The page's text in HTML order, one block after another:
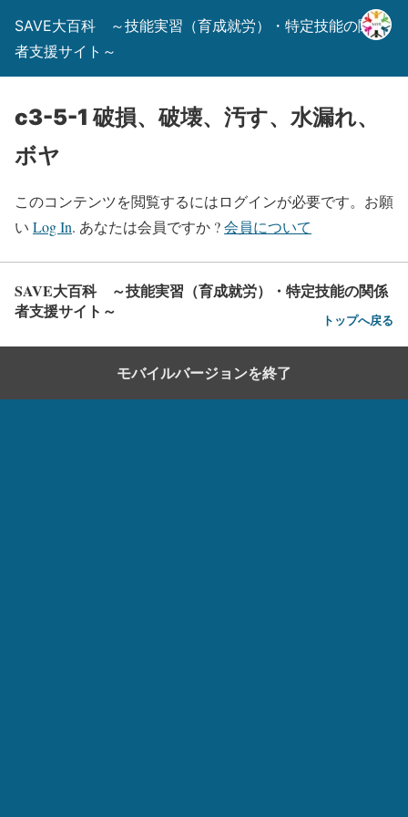
SAVE大百科 ～技能実習（育成就労）・特定技能の関係
者支援サイト～
c3-5-1 破損、破壊、汚す、水漏れ、
ボヤ
このコンテンツを閲覧するにはログインが必要です。お願
い Log In. あなたは会員ですか ?会員について
SAVE大百科 ～技能実習（育成就労）・特定技能の関係
者支援サイト～
トップへ戻る
モバイルバージョンを終了